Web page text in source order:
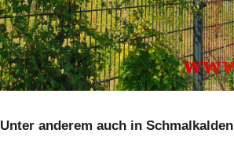
Unter anderem auch in Schmalkalden